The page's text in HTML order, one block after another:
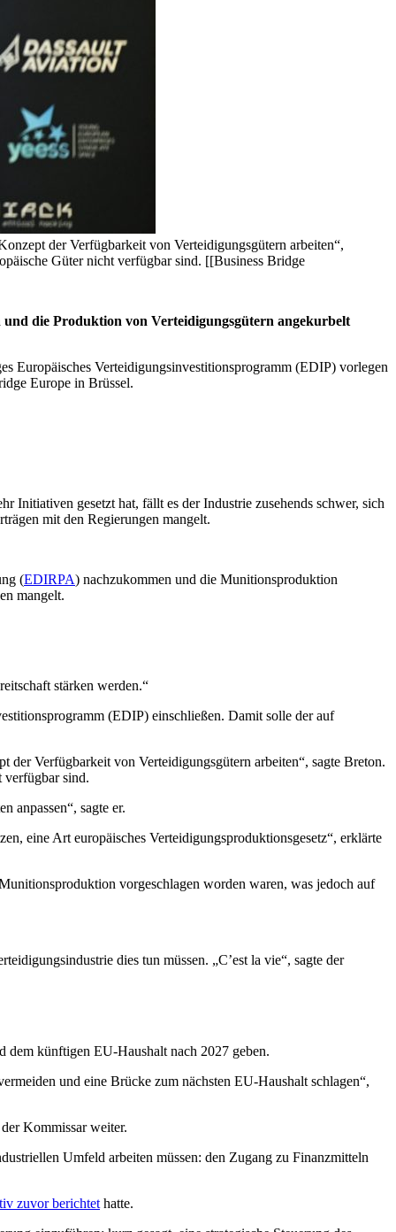
der Verfügbarkeit von Verteidigungsgütern arbeiten“,
Güter nicht verfügbar sind. [[Business Bridge
die Produktion von Verteidigungsgütern angekurbelt
Europäisches Verteidigungsinvestitionsprogramm (EDIP) vorlegen
Europe in Brüssel.
gesetzt hat, fällt es der Industrie zusehends schwer, sich
mit den Regierungen mangelt.
(EDIRPA) nachzukommen und die Munitionsproduktion
mangelt.
stärken werden.“
(EDIP) einschließen. Damit solle der auf
der Verfügbarkeit von Verteidigungsgütern arbeiten“, sagte Breton.
verfügbar sind.
anpassen“, sagte er.
eine Art europäisches Verteidigungsproduktionsgesetz“, erklärte
vorgeschlagen worden waren, was jedoch auf
dies tun müssen. „C’est la vie“, sagte der
dem künftigen EU-Haushalt nach 2027 geben.
und eine Brücke zum nächsten EU-Haushalt schlagen“,
Kommissar weiter.
Umfeld arbeiten müssen: den Zugang zu Finanzmitteln
zuvor berichtet hatte.